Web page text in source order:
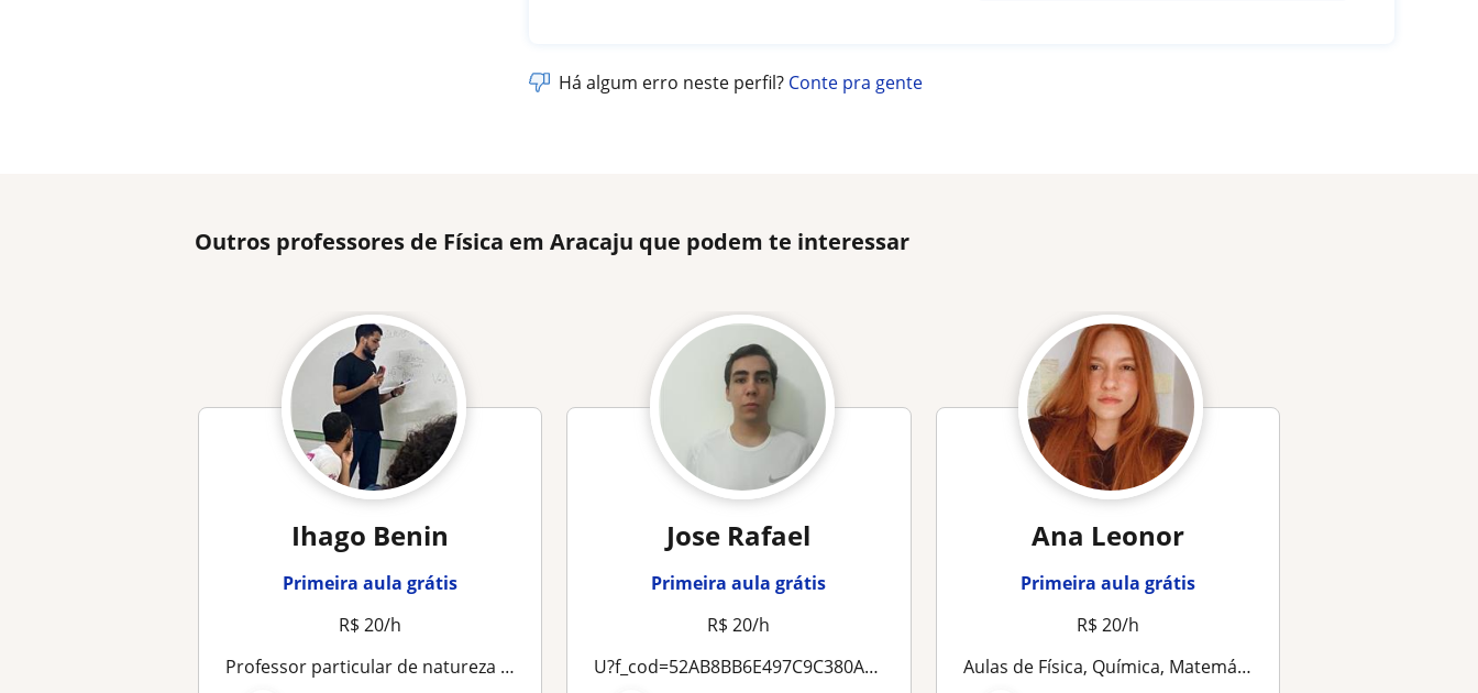
Há algum erro neste perfil? Conte pra gente
Outros professores de Física em Aracaju que podem te interessar
Ihago Benin
Primeira aula grátis
R$ 20/h
Professor particular de natureza e matemática para Enem, ensino médio e ensino fundamental
Jose Rafael
Primeira aula grátis
R$ 20/h
u?f_cod=52AB8BB6E497C9C380AC0384DBA30576
Ana Leonor
Primeira aula grátis
R$ 20/h
Aulas de Física, Química, Matemática e reforço escolar